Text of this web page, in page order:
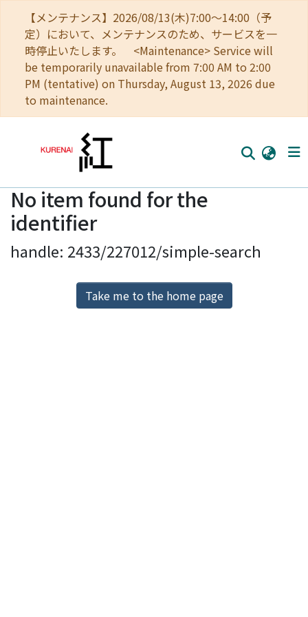
【メンテナンス】2026/08/13(木)7:00～14:00（予
定）において、メンテナンスのため、サービスを一
時停止いたします。 <Maintenance> Service will
be temporarily unavailable from 7:00 AM to 2:00
PM (tentative) on Thursday, August 13, 2026 due
to maintenance.
Home
Communities
Browse
Download Ranking
No item found for the
identifier
handle: 2433/227012/simple-search
Take me to the home page